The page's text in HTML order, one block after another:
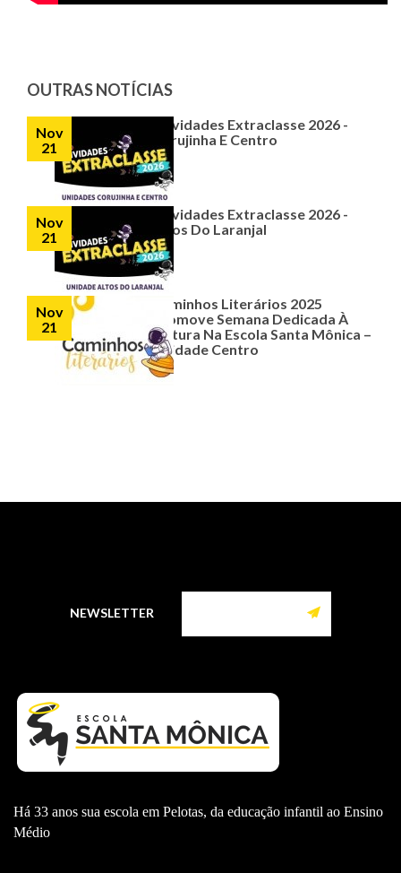
OUTRAS NOTÍCIAS
Nov
21
Atividades Extraclasse 2026 -
Corujinha E Centro
Nov
21
Atividades Extraclasse 2026 -
Altos Do Laranjal
Nov
21
Caminhos Literários 2025
Promove Semana Dedicada À
Leitura Na Escola Santa Mônica –
Unidade Centro
NEWSLETTER
Há 33 anos sua escola em Pelotas, da educação infantil ao Ensino
Médio